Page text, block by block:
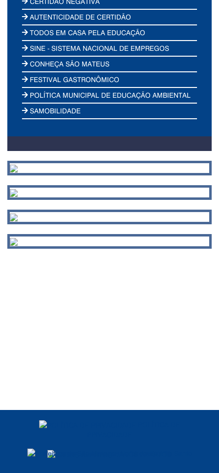
AUTENTICIDADE DE CERTIDÃO
TODOS EM CASA PELA EDUCAÇÃO
SINE - SISTEMA NACIONAL DE EMPREGOS
CONHEÇA SÃO MATEUS
FESTIVAL GASTRONÔMICO
POLÍTICA MUNICIPAL DE EDUCAÇÃO AMBIENTAL
SAMOBILIDADE